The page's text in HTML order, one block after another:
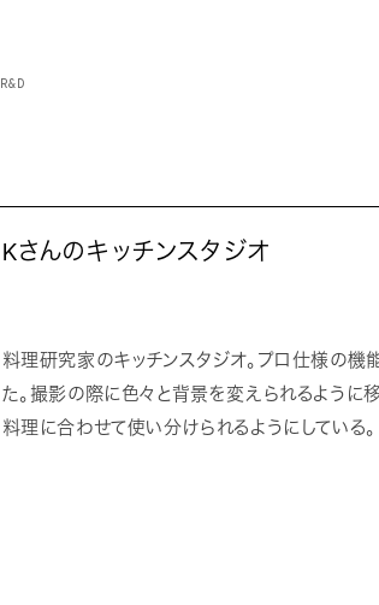
R&D
Kさんのキッチンスタジオ
料理研究家のキッチンスタジオ。プロ仕様の機
た。撮影の際に色々と背景を変えられるよう
料理に合わせて使い分けられるようにしている。